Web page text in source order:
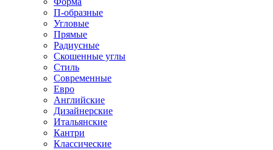
П-образные
Угловые
Прямые
Радиусные
Скошенные углы
Стиль
Современные
Евро
Английские
Дизайнерские
Итальянские
Кантри
Классические